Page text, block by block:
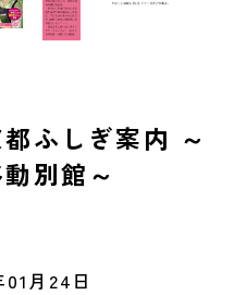
ふしぎ案内 ～
別館～
01月24日